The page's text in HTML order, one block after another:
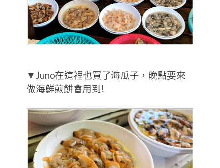
▼Juno在這裡也買了海瓜子，晚點要來
做海鮮煎餅會用到!